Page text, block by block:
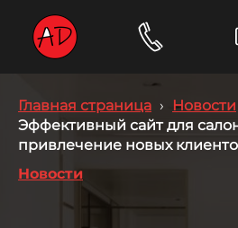
Главная страница › Новости
Эффективный сайт для
привлечение новых
Новости